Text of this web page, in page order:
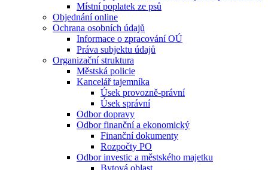
Místní poplatek ze psů
Objednání online
Ochrana osobních údajů
Informace o zpracování OÚ
Práva subjektu údajů
Organizační struktura
Městská policie
Kancelář tajemníka
Úsek provozně-právní
Úsek správní
Odbor dopravy
Odbor finanční a ekonomický
Finanční dokumenty
Rozpočty PO
Odbor investic a městského majetku
Bytová oblast